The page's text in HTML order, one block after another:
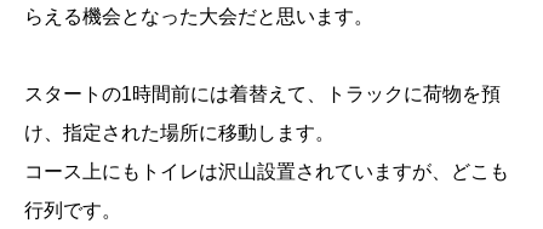
らえる機会となった大会だと思います。
スタートの1時間前には着替えて、トラックに荷物を預
け、指定された場所に移動します。
コース上にもトイレは沢山設置されていますが、どこも
行列です。